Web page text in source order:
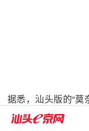
据悉，汕头版的“莫
河边上。这里种满